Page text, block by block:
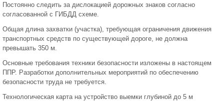
Постоянно следить за дислокацией дорожных знаков согласно
согласованной с ГИБДД схеме.
Общая длина захватки (участка), требующая ограничения движения
транспортных средств по существующей дороге, не должна
превышать 350 м.
Основные требования техники безопасности изложены в настоящем
ППР. Разработки дополнительных мероприятий по обеспечению
безопасности труда не требуется.
Технологическая карта на устройство выемки глубиной до 5 м